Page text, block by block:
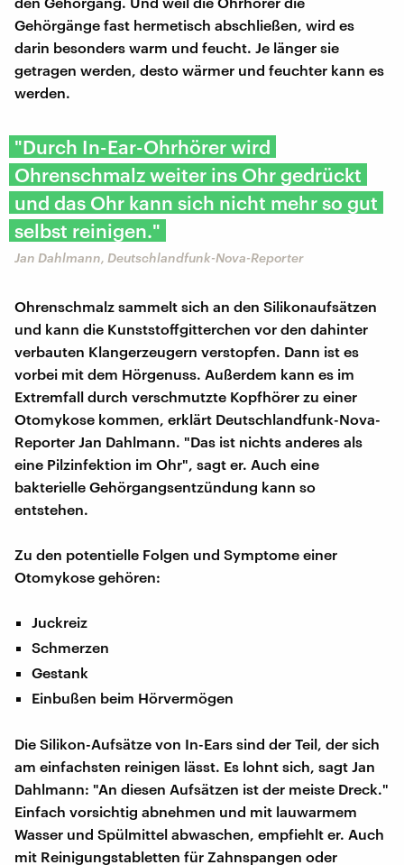
Gehörgänge fast hermetisch abschließen, wird es
darin besonders warm und feucht. Je länger sie
getragen werden, desto wärmer und feuchter kann es
werden.
"Durch In-Ear-Ohrhörer wird
Ohrenschmalz weiter ins Ohr gedrückt
und das Ohr kann sich nicht mehr so gut
selbst reinigen."
Jan Dahlmann, Deutschlandfunk-Nova-Reporter
Ohrenschmalz sammelt sich an den Silikonaufsätzen
und kann die Kunststoffgitterchen vor den dahinter
verbauten Klangerzeugern verstopfen. Dann ist es
vorbei mit dem Hörgenuss. Außerdem kann es im
Extremfall durch verschmutzte Kopfhörer zu einer
Otomykose kommen, erklärt Deutschlandfunk-Nova-
Reporter Jan Dahlmann. "Das ist nichts anderes als
eine Pilzinfektion im Ohr", sagt er. Auch eine
bakterielle Gehörgangsentzündung kann so
entstehen.
Zu den potentielle Folgen und Symptome einer
Otomykose gehören:
Juckreiz
Schmerzen
Gestank
Einbußen beim Hörvermögen
Die Silikon-Aufsätze von In-Ears sind der Teil, der sich
am einfachsten reinigen lässt. Es lohnt sich, sagt Jan
Dahlmann: "An diesen Aufsätzen ist der meiste Dreck."
Einfach vorsichtig abnehmen und mit lauwarmem
Wasser und Spülmittel abwaschen, empfiehlt er. Auch
mit Reinigungstabletten für Zahnspangen oder